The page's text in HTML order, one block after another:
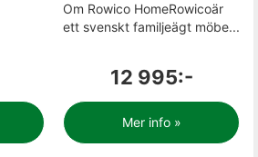
Om Rowico HomeRowicoär
ett svenskt familjeägt möbe...
12 995:-
Mer info »